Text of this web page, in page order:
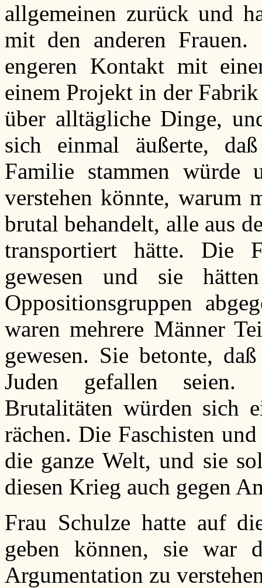
allgemeinen zurück und
mit den anderen
engeren Kontakt mit
einem Projekt in der
über alltägliche Dinge,
sich einmal äußerte,
Familie stammen
verstehen könnte, warum
brutal behandelt, alle aus
transportiert hätte. Die
gewesen und sie
Oppositionsgruppen
waren mehrere Männer
gewesen. Sie betonte,
Juden gefallen seien.
Brutalitäten würden sich
rächen. Die Faschisten
die ganze Welt, und sie
diesen Krieg auch gegen
Frau Schulze hatte auf
geben können, sie war
Argumentation zu